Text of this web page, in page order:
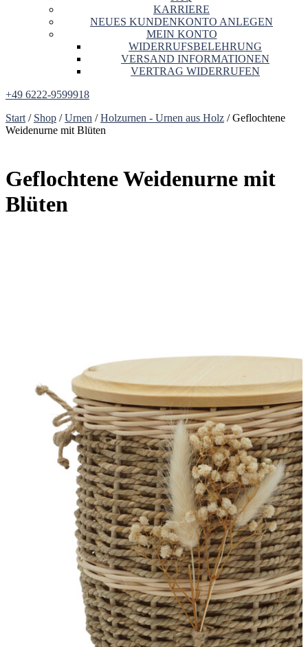
KARRIERE
NEUES KUNDENKONTO ANLEGEN
MEIN KONTO
WIDERRUFSBELEHRUNG
VERSAND INFORMATIONEN
VERTRAG WIDERRUFEN
+49 6222-9599918
Start / Shop /Urnen /Holzurnen - Urnen aus Holz / Geflochtene
Weidenurne mit Blüten
Geflochtene Weidenurne mit
Blüten